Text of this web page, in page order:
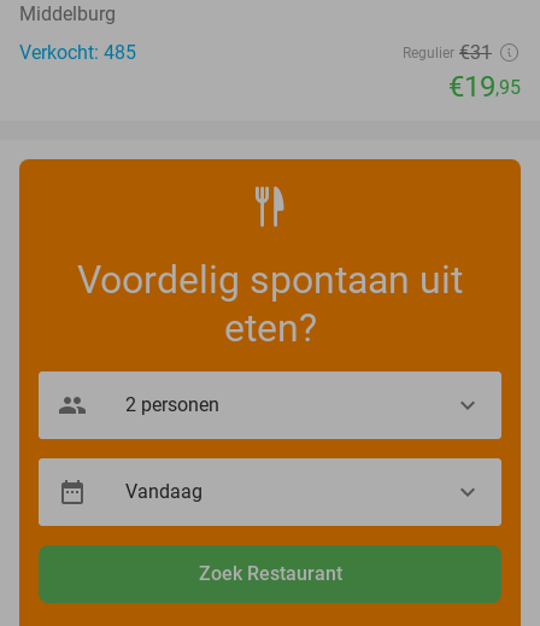
Middelburg
Verkocht: 485
Regulier €31
€19,95
Voordelig spontaan uit
eten?
Zoek Restaurant